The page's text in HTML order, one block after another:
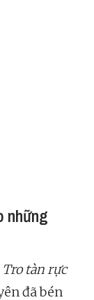
những
Tro tàn rực
đã bén